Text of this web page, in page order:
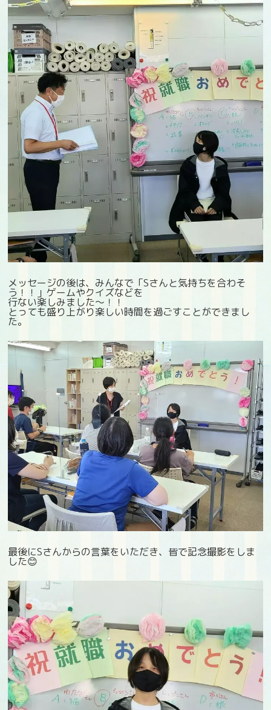
メッセージの後は、みんなで「Sさんと気持ちを合わそ
う！！」ゲームやクイズなどを
行ない楽しみました～！！
とっても盛り上がり楽しい時間を過ごすことができまし
た。
最後にSさんからの言葉をいただき、皆で記念撮影をしま
した😊